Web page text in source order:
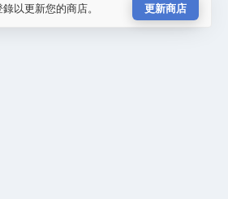
以更新您的商店。 更新商店